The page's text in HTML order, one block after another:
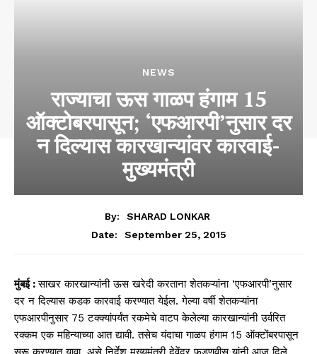
NEWS
राज्याचा ऊस गाळप हंगाम 15
ऑक्टोबरपासून; ‘एफआरपी’नुसार दर
न दिल्यास कारखान्यांवर कारवाई-
मुख्यमंत्री
By:
SHARAD LONKAR
Date:
September 25, 2015
मुंबई :साखर कारखान्यांनी ऊस खरेदी करताना शेतकऱ्यांना ‘एफआरपी’नुसार
दर न दिल्यास कडक कारवाई करण्यात येईल. गेल्या वर्षी शेतकऱ्यांना
एफआरपीनुसार 75 टक्क्यांपर्यंत रकमेचे वाटप केलेल्या कारखान्यांनी उर्वरित
रक्कम एक महिन्याच्या आत द्यावी. तसेच यंदाचा गाळप हंगाम 15 ऑक्टोंबरपासून